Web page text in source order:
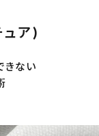
ア)
きない